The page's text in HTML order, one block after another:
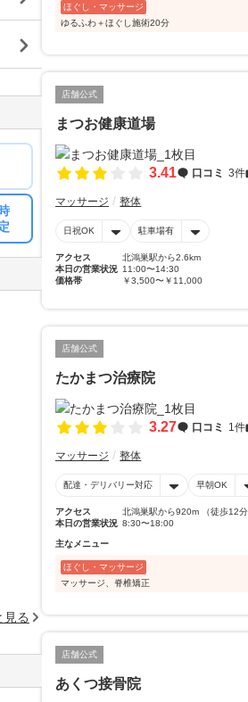
ほぐし・マッサージ
ゆるふわ＋ほぐし施術20分
店舗公式
まつお健康道場
3.41 口コミ 3件
マッサージ 整体
日祝OK 駐車場有
アクセス
北鴻巣駅から2.6km
本日の営業状況 11:00〜14:30
価格帯
￥3,500〜￥11,000
店舗公式
たかまつ治療院
3.27 口コミ 1件
マッサージ 整体
配達・デリバリー対応 早朝OK
アクセス
北鴻巣駅から920m （徒歩12分
本日の営業状況 8:30〜18:00
主なメニュー
ほぐし・マッサージ
マッサージ、脊椎矯正
店舗公式
あくつ接骨院
見る